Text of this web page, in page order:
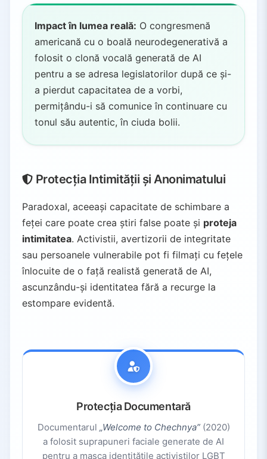
Impact în lumea reală: O congresmenă
americană cu o boală neurodegenerativă a
folosit o clonă vocală generată de AI
pentru a se adresa legislatorilor după ce și-
a pierdut capacitatea de a vorbi,
permițându-i să comunice în continuare cu
tonul său autentic, în ciuda bolii.
Protecția Intimității și Anonimatului
Paradoxal, aceeași capacitate de schimbare a
feței care poate crea știri false poate și proteja
intimitatea. Activistii, avertizorii de integritate
sau persoanele vulnerabile pot fi filmați cu fețele
înlocuite de o față realistă generată de AI,
ascunzându-și identitatea fără a recurge la
estompare evidentă.
Protecția Documentară
Documentarul „Welcome to Chechnya”(2020)
a folosit suprapuneri faciale generate de AI
pentru a masca identitățile activiștilor LGBT